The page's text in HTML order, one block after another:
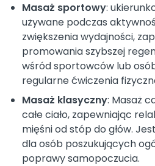
Masaż sportowy:
używane podczas
zwiększenia wydajności,
promowania szybszej
wśród sportowców lub
regularne ćwiczenia
Masaż klasyczny: Masaż
całe ciało, zapewniając
mięśni od stóp do głów.
dla osób poszukujących
poprawy samopoczucia.